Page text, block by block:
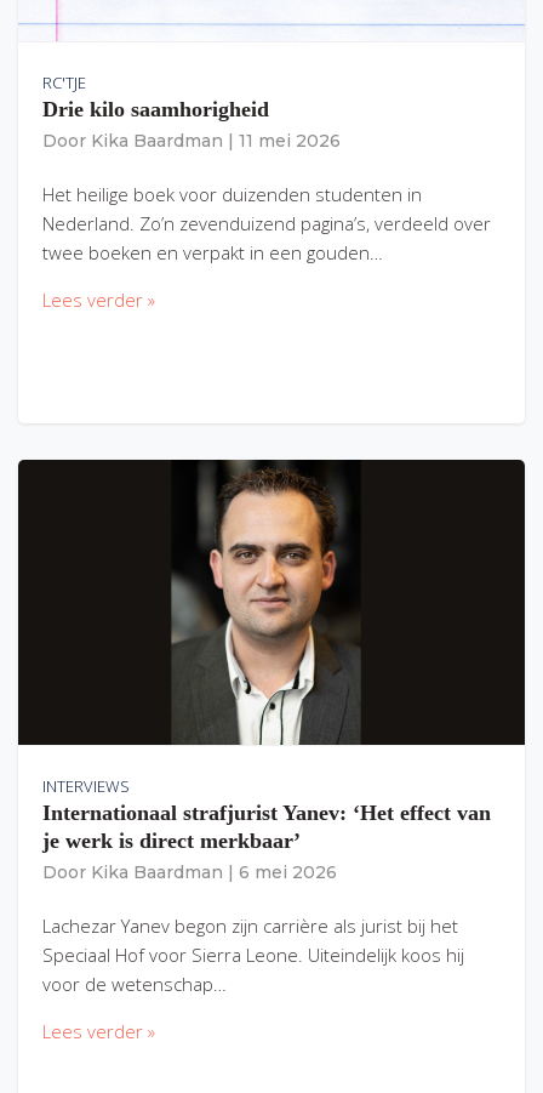
RC'TJE
Drie kilo saamhorigheid
Door Kika Baardman 11 mei 2026
Het heilige boek voor duizenden studenten in
Nederland. Zo’n zevenduizend pagina’s, verdeeld over
twee boeken en verpakt in een gouden…
Lees verder »
INTERVIEWS
Internationaal strafjurist Yanev: ‘Het effect van
je werk is direct merkbaar’
Door Kika Baardman 6 mei 2026
Lachezar Yanev begon zijn carrière als jurist bij het
Speciaal Hof voor Sierra Leone. Uiteindelijk koos hij
voor de wetenschap…
Lees verder »